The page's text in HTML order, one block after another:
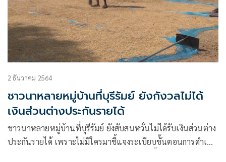
2 ธันวาคม 2564
ชาวนาหลายหมู่บ้านที่บุรีรัมย์ ยังกังวลไม่ได้
เงินส่วนต่างประกันรายได้
ชาวนาหลายหมู่บ้านที่บุรีรัมย์ ยังสับสนหวั่นไม่ได้รับเงินส่วนต่าง
ประกันรายได้ เพราะไม่มีใครมาชี้แจงระเบียบขั้นตอนการดำเนิน